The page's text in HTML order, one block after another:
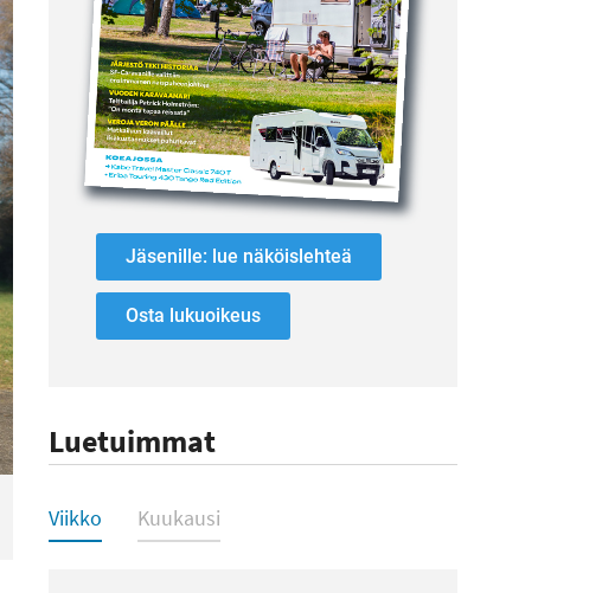
Jäsenille: lue näköislehteä
Osta lukuoikeus
Luetuimmat
Luetuimmat
Viikko Kuukausi